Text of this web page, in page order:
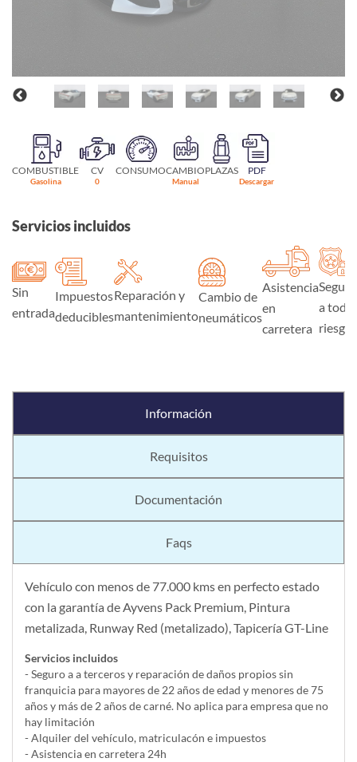
COMBUSTIBLE
Gasolina
CV
0
CONSUMOCAMBIO
Manual
PLAZAS PDF
Descargar
Servicios incluidos
Sin
entrada
Impuestos
deducibles
Reparación y
mantenimiento
Cambio de
neumáticos
Asistencia
en
carretera
Seguro
a todo
riesgo
Información
Requisitos
Documentación
Faqs
Vehículo con menos de 77.000 kms en perfecto estado
con la garantía de Ayvens Pack Premium, Pintura
metalizada, Runway Red (metalizado), Tapicería GT-Line
Servicios incluidos
- Seguro a a terceros y reparación de daños propios sin
franquicia para mayores de 22 años de edad y menores de 75
años y más de 2 años de carné. No aplica para empresa que no
hay limitación
- Alquiler del vehí­culo, matriculacón e impuestos
- Asistencia en carretera 24h